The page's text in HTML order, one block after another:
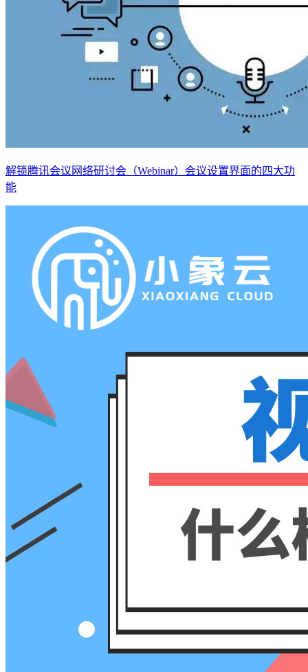
解锁腾讯会议网络研讨会（Webinar）会议设置界面的四大功
能